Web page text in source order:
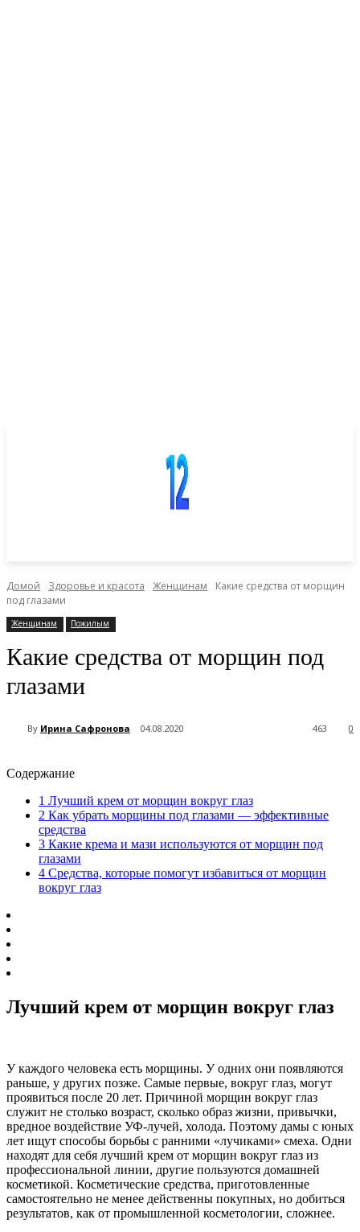
Домой Здоровье и красота Женщинам
Какие средства от морщин
под глазами
Женщинам Пожилым
Какие средства от морщин под
глазами
By Ирина Сафронова 04.08.2020 0
463
Содержание
1 Лучший крем от морщин вокруг глаз
2 Как убрать морщины под глазами — эффективные
средства
3 Какие крема и мази используются от морщин под
глазами
4 Средства, которые помогут избавиться от морщин
вокруг глаз
Лучший крем от морщин вокруг глаз
У каждого человека есть морщины. У одних они появляются
раньше, у других позже. Самые первые, вокруг глаз, могут
проявиться после 20 лет. Причиной морщин вокруг глаз
служит не столько возраст, сколько образ жизни, привычки,
вредное воздействие УФ-лучей, холода. Поэтому дамы с юных
лет ищут способы борьбы с ранними «лучиками» смеха. Одни
находят для себя лучший крем от морщин вокруг глаз из
профессиональной линии, другие пользуются домашней
косметикой. Косметические средства, приготовленные
самостоятельно не менее действенны покупных, но добиться
результатов, как от промышленной косметологии, сложнее.